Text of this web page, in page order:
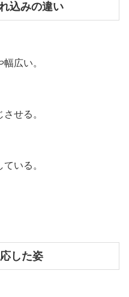
込みの違い
広い。
せる。
いる。
した姿